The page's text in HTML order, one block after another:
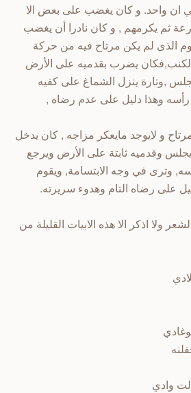
ان واحد. و كان يغضب على بعض الا
ثم يكرمهم , و كان نادرا أن يغضب
الذى لم يكن مرتاح فيه من حركة
يضرب بقدميه على الأرض
,وتارة ينزل الشماغ على كفيه
وهذا دليل على عدم رضاه ,
و لايوجد مايعكر مزاجه , كان يدخل
وقدميه ثابتة على الأرض ويرجع
وترى في وجه الابتسامة, ويقوم
على رضاه التام وهدوء سريرته.
ولا اذكر الا هذه الابيات القليلة من
وادي